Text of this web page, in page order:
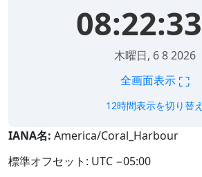
08:22:34
木曜日, 6 8 2026
全画面表示 ⛶
12時間表示を切り替え
IANA名: America/Coral_Harbour
標準オフセット: UTC −05:00